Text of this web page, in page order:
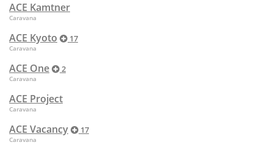
ACE Kamtner
Caravana
ACE Kyoto 17
Caravana
ACE One 2
Caravana
ACE Project
Caravana
ACE Vacancy 17
Caravana